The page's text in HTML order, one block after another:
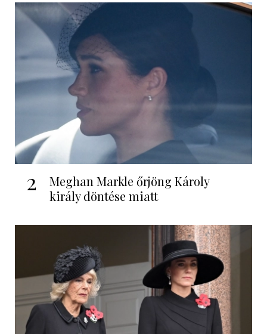
2
Meghan Markle őrjöng Károly
király döntése miatt